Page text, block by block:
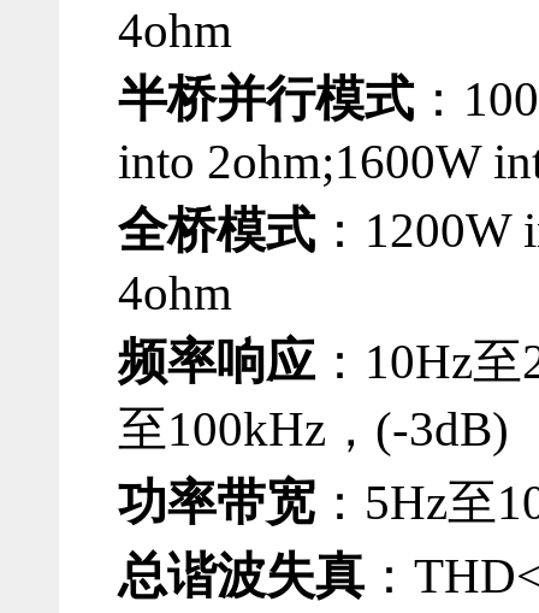
4ohm
半桥并行模式：
into 2ohm;1600W
全桥模式： 1200W
4ohm
频率响应 ： 10Hz至
至100kHz ， (-3dB)
功率带宽 ： 5Hz至
总谐波失真 ：